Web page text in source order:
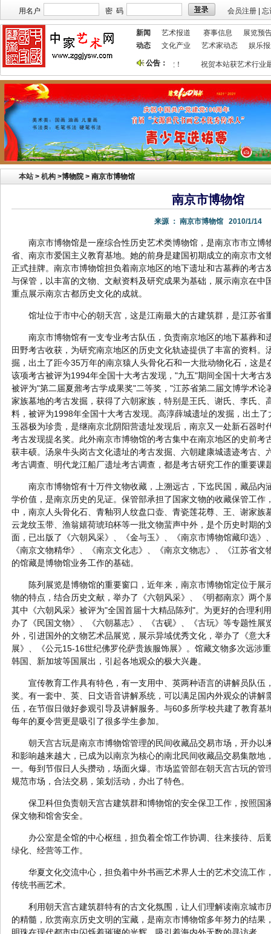
用名户 密 码 会员注册 忘
新闻 艺术报道 赛事信息
展览预
动态
文化产业 艺术家动态 娱乐
公告：
本站欢迎艺术家宣传投放！ 祝贺本站获艺术行业
本站 > 机构 >博物院 > 南京市博物馆
南京市博物馆
来源 ： 南京市博物馆 2010/1/14
南京市博物馆是一座综合性历史艺术类博物馆，是南京市市立博
省、南京市爱国主义教育基地。她的前身是建国初期成立的南京市文
正式挂牌。南京市博物馆担负着南京地区的地下遗址和古墓葬的考古
与保管，以丰富的文物、文献资料及研究成果为基础，展示南京在中
重点展示南京古都历史文化的成就。
馆址位于市中心的朝天宫，这是江南最大的古建筑群，是江苏省
南京市博物馆有一支专业考古队伍，负责南京地区的地下墓葬和
田野考古收获，为研究南京地区的历史文化轨迹提供了丰富的资料。
掘，出土了距今35万年的南京猿人头骨化石和一大批动物化石，这
该项考古被评为1994年全国十大考古发现，"九五"期间全国十大考古
被评为"第二届夏鼐考古学成果奖"二等奖，"江苏省第二届文博学术论
家族墓地的考古发掘，获得了六朝家族，特别是王氏、谢氏、李氏、
料，被评为1998年全国十大考古发现。高淳薛城遗址的发掘，出土
玉器极为珍贵，是继南京北阴阳营遗址发现后，南京又一处新石器时
考古发现提名奖。此外南京市博物馆的考古集中在南京地区的史前考
获丰硕。汤泉牛头岗古文化遗址的考古发掘、六朝建康城遗迹考古、
考古调查、明代龙江船厂遗址考古调查，都是考古研究工作的重要课
南京市博物馆有十万件文物收藏，上溯远古，下迄民国，藏品内
学价值，是南京历史的见证。保管部承担了国家文物的收藏保管工作
中，南京人头骨化石、青釉羽人纹盘口壶、青瓷莲花尊、王、谢家族
云龙纹玉带、渔翁嬉荷琥珀杯等一批文物蜚声中外，是个历史时期的
面，已出版了《六朝风采》、《金与玉》、《南京市博物馆藏印选》
《南京文物精华》、《南京文化志》、《南京文物志》、《江苏省
的馆藏是博物馆业务工作的基础。
陈列展览是博物馆的重要窗口，近年来，南京市博物馆定位于展
物的特点，结合历史文献，举办了《六朝风采》、《明都南京》两个
其中《六朝风采》被评为"全国首届十大精品陈列"。为更好的合理利
办了《民国文物》、《六朝墓志》、《古砚》、《古玩》等专题性展
外，引进国外的文物艺术品展览，展示异域优秀文化，举办了《意大
展》、《公元15-16世纪佛罗伦萨贵族服饰展》。馆藏文物多次远涉
韩国、新加坡等国展出，引起各地观众的极大兴趣。
宣传教育工作具有特色，有一支用中、英两种语言的讲解员队伍
奖。有一套中、英、日文语音讲解系统，可以满足国内外观众的讲解
伍，在节假日做好参观引导及讲解服务。与60多所学校共建了教育
每年的夏令营更是吸引了很多学生参加。
朝天宫古玩是南京市博物馆管理的民间收藏品交易市场，开办以
和影响越来越大，已成为以南京为核心的南北民间收藏品交易集散地
一。每到节假日人头攒动，场面火爆。市场监管部在朝天宫古玩的管
规范市场，合法交易，策划活动，办出了特色。
保卫科但负责朝天宫古建筑群和博物馆的安全保卫工作，按照国
保文物和馆舍安全。
办公室是全馆的中心枢纽，担负着全馆工作协调、往来接待、后
绿化、经营等工作。
华夏文化交流中心，担负着中外书画艺术界人士的艺术交流工作
传统书画艺术。
利用朝天宫古建筑群特有的古文化氛围，让人们理解读南京城市
的精髓，欣赏南京历史文明的宝藏，是南京市博物馆多年努力的结果